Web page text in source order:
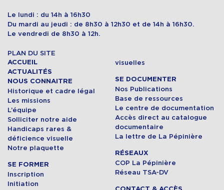
Le lundi : du 14h à 16h30
Du mardi au jeudi : de 8h30 à 12h30 et de 14h à 16h30.
Le vendredi de 8h30 à 12h.
PLAN DU SITE
ACCUEIL
ACTUALITÉS
NOUS CONNAITRE
Historique et cadre légal
Les missions
L’équipe
Solliciter notre aide
Handicaps rares &
déficience visuelle
Notre plaquette
SE FORMER
Inscription
Initiation
visuelles
SE DOCUMENTER
Nos Publications
Base de ressources
Le centre de documentation
Accès direct au catalogue
documentaire
La lettre de La Pépinière
RÉSEAUX
COP La Pépinière
Réseau TSA-DV